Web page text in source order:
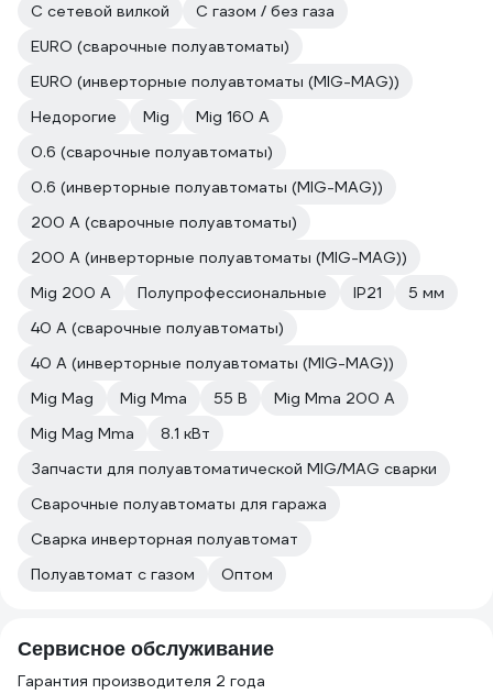
С сетевой вилкой
С газом / без газа
EURO (сварочные полуавтоматы)
EURO (инверторные полуавтоматы (MIG-MAG))
Недорогие
Mig
Mig 160 A
0.6 (сварочные полуавтоматы)
0.6 (инверторные полуавтоматы (MIG-MAG))
200 А (сварочные полуавтоматы)
200 А (инверторные полуавтоматы (MIG-MAG))
Mig 200 A
Полупрофессиональные IP21
5 мм
40 А (сварочные полуавтоматы)
40 А (инверторные полуавтоматы (MIG-MAG))
Mig Mag
Mig Mma 55 В
Mig Mma 200 A
Mig Mag Mma
8.1 кВт
Запчасти для полуавтоматической MIG/MAG сварки
Сварочные полуавтоматы для гаража
Сварка инверторная полуавтомат
Полуавтомат с газом
Оптом
Сервисное обслуживание
Гарантия производителя 2 года